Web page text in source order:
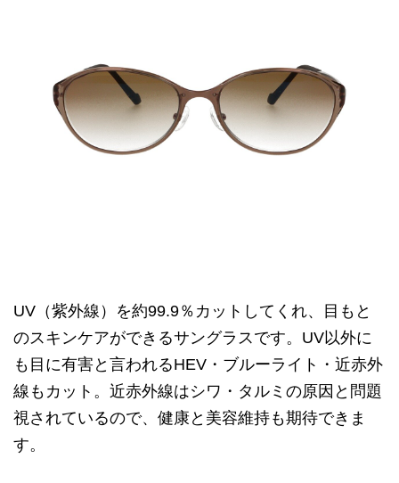
UV（紫外線）を約99.9％カットしてくれ、目もと
のスキンケアができるサングラスです。UV以外に
も目に有害と言われるHEV・ブルーライト・近赤外
線もカット。近赤外線はシワ・タルミの原因と問題
視されているので、健康と美容維持も期待できま
す。